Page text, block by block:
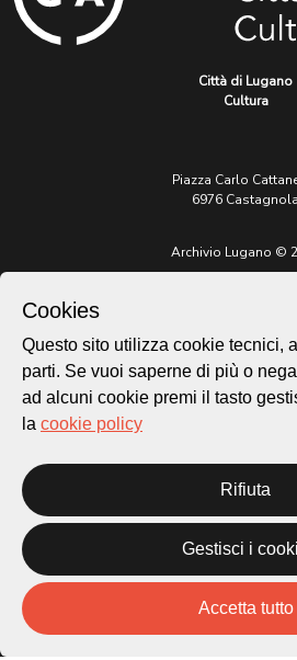
Città di Lugano
Cultura
Piazza Carlo
6976 Castagnola
Archivio Lugano ©
Sito
lugano.ch
Mappa
Storie
Novità
Cookies
Questo sito utilizza cookie tecnici,
parti. Se vuoi saperne di più o
ad alcuni cookie premi il tasto
la cookie policy
Rifiuta
Gestisci i
Accetta tutto